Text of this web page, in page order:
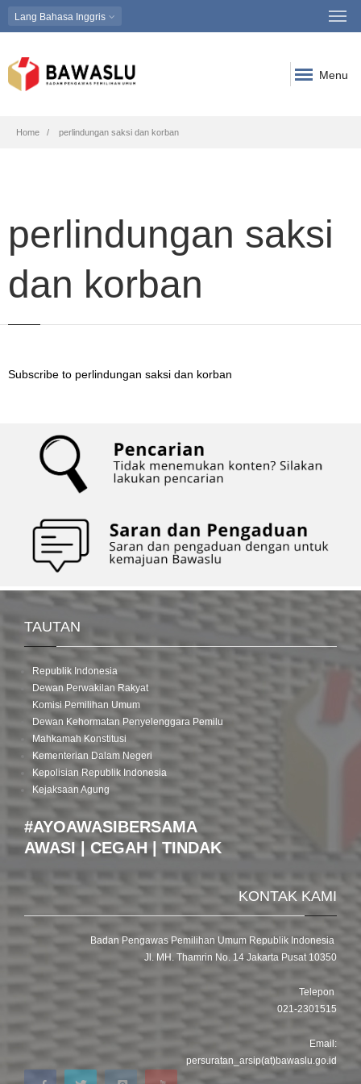
Lang Bahasa Inggris
Menu
Breadcrumb
Home perlindungan saksi dan korban
perlindungan saksi
dan korban
Subscribe to perlindungan saksi dan korban
TAUTAN
Republik Indonesia
Dewan Perwakilan Rakyat
Komisi Pemilihan Umum
Dewan Kehormatan Penyelenggara Pemilu
Mahkamah Konstitusi
Kementerian Dalam Negeri
Kepolisian Republik Indonesia
Kejaksaan Agung
#AYOAWASIBERSAMA
AWASI | CEGAH | TINDAK
KONTAK KAMI
Badan Pengawas Pemilihan Umum Republik Indonesia
Jl. MH. Thamrin No. 14 Jakarta Pusat 10350
Telepon
021-2301515
Email:
persuratan_arsip(at)bawaslu.go.id